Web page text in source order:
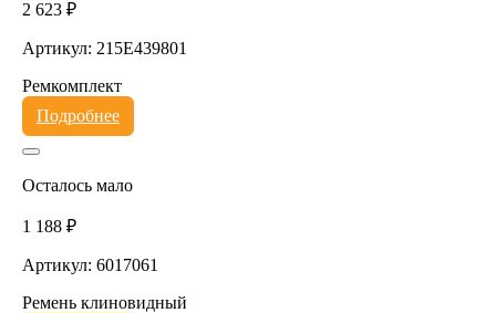
2 623 ₽
Артикул: 215E439801
Ремкомплект
Подробнее
Осталось мало
1 188 ₽
Артикул: 6017061
Ремень клиновидный